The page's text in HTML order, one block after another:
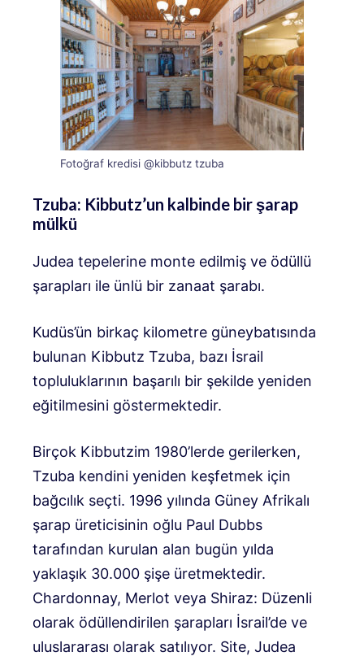
Fotoğraf kredisi @kibbutz tzuba
Tzuba: Kibbutz’un kalbinde bir şarap
mülkü
Judea tepelerine monte edilmiş ve ödüllü
şarapları ile ünlü bir zanaat şarabı.
Kudüs’ün birkaç kilometre güneybatısında
bulunan Kibbutz Tzuba, bazı İsrail
topluluklarının başarılı bir şekilde yeniden
eğitilmesini göstermektedir.
Birçok Kibbutzim 1980’lerde gerilerken,
Tzuba kendini yeniden keşfetmek için
bağcılık seçti. 1996 yılında Güney Afrikalı
şarap üreticisinin oğlu Paul Dubbs
tarafından kurulan alan bugün yılda
yaklaşık 30.000 şişe üretmektedir.
Chardonnay, Merlot veya Shiraz: Düzenli
olarak ödüllendirilen şarapları İsrail’de ve
uluslararası olarak satılıyor. Site, Judea